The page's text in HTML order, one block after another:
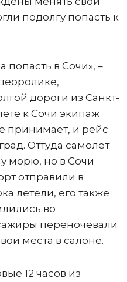
подолгу попасть к
попасть в Сочи», –
дороги из Санкт-
к Сочи экипаж
принимает, и рейс
Оттуда самолет
морю, но в Сочи
отправили в
летели, его также
во
переночевали
места в салоне.
12 часов из